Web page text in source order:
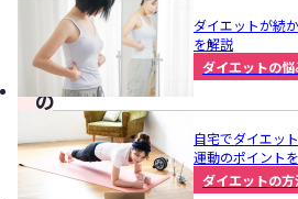
こ
の
事
ダイエットが続
を解説
ダイエットの悩
自宅でダイエッ
運動のポイント
ダイエットの方